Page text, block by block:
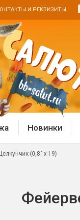
И РЕКВИЗИТЫ
Цветной дым
Пневмохлопушки
Новинки
(0,8" х 19)